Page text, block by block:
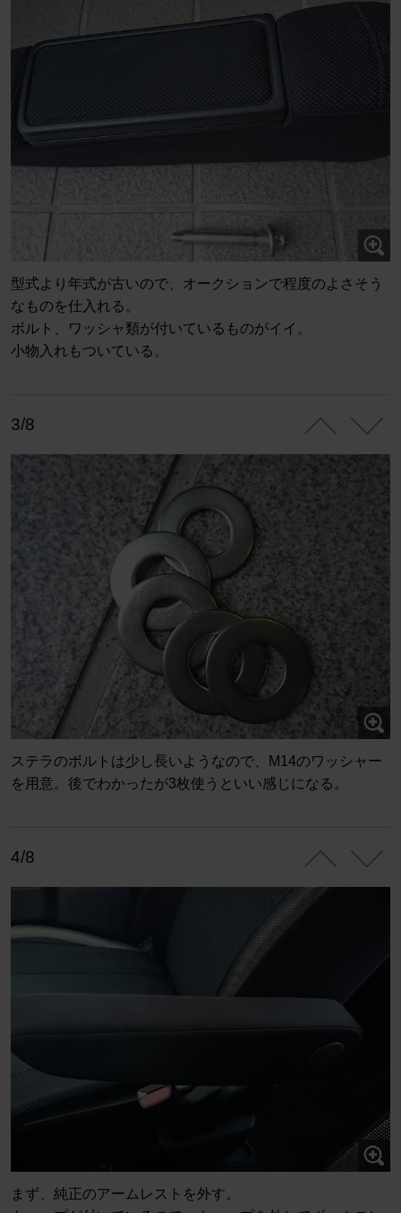
型式より年式が古いので、オークションで程度のよさそう
なものを仕入れる。
ボルト、ワッシャ類が付いているものがイイ。
小物入れもついている。
3/8
ステラのボルトは少し長いようなので、M14のワッシャー
を用意。後でわかったが3枚使うといい感じになる。
4/8
まず、純正のアームレストを外す。